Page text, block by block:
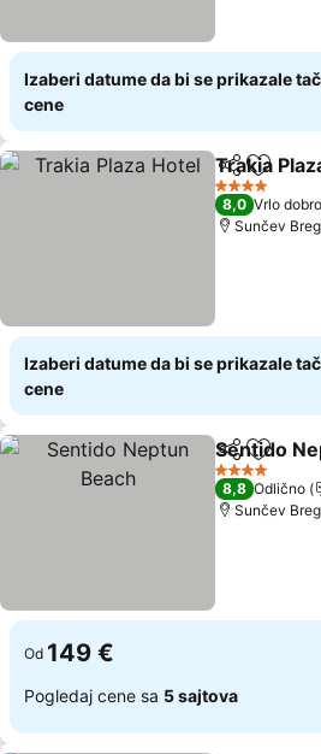
Izaberi datume da bi se prikazale
cene
Deli Dodati
Trakia
4 Zvezdice
8,0 Vrlo dobro
Sunčev
Izaberi datume da bi se prikazale
cene
Deli
Sentido
4 Zvezdice
8,8 Odlično
Sunčev
Od 149 €
Pogledaj cene sa 5 sajtova